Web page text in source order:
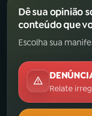
Dê sua opinião
conteúdo que
Escolha sua
Relate